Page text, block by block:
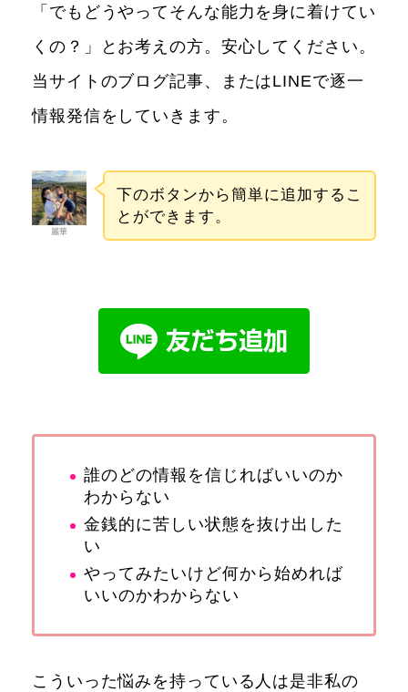
「でもどうやってそんな能力を身に着けてい
くの？」とお考えの方。安心してください。
当サイトのブログ記事、またはLINEで逐一
情報発信をしていきます。
麗華
下のボタンから簡単に追加するこ
とができます。
誰のどの情報を信じればいいのか
わからない
金銭的に苦しい状態を抜け出した
い
やってみたいけど何から始めれば
いいのかわからない
こういった悩みを持っている人は是非私の